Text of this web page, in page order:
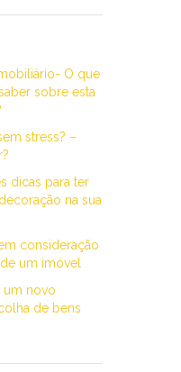
O que
sobre esta
stress? –
dicas para ter
na sua
consideração
um imóvel
um novo
de bens